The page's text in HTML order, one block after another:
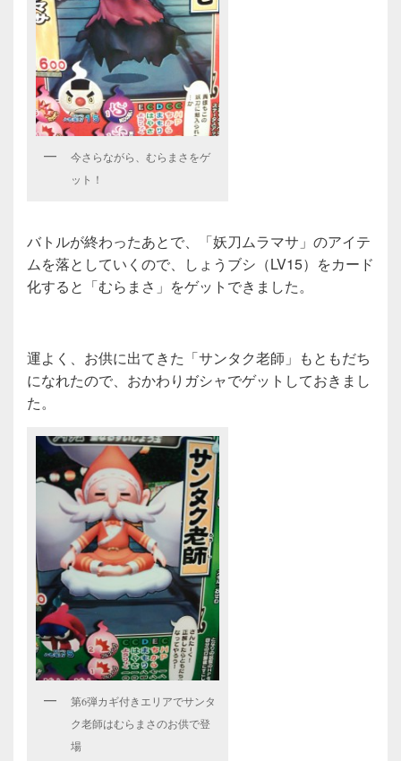
今さらながら、むらまさをゲ
ット！
バトルが終わったあとで、「妖刀ムラマサ」のアイテ
ムを落としていくので、しょうブシ（LV15）をカード
化すると「むらまさ」をゲットできました。
運よく、お供に出てきた「サンタク老師」もともだち
になれたので、おかわりガシャでゲットしておきまし
た。
第6弾カギ付きエリアでサンタ
ク老師はむらまさのお供で登
場